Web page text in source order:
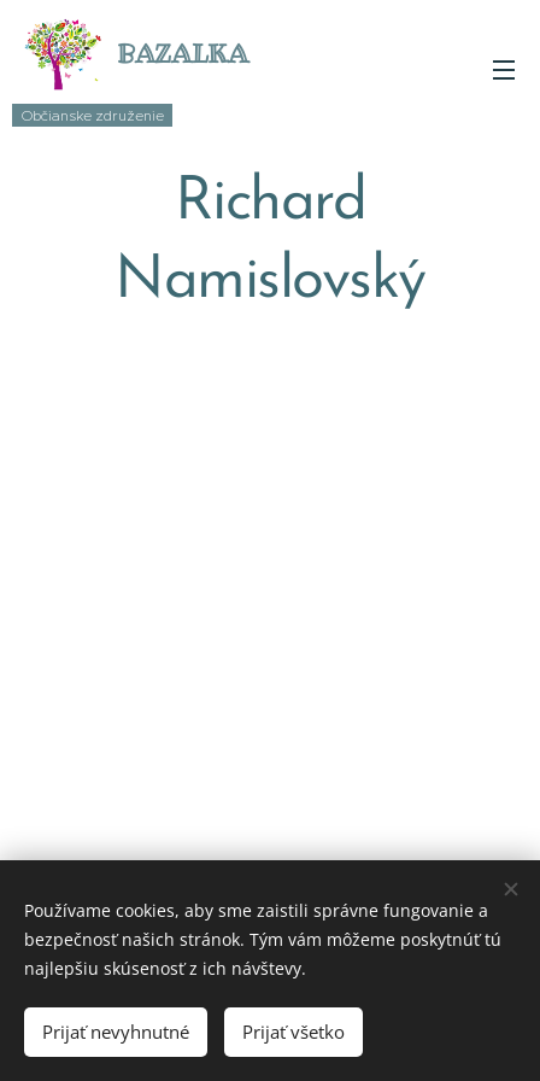
BAZALKA
Občianske združenie
Richard
Namislovský
© 2024 VESELÉ DETI. Hlavné námestie 5, Bratislava, 811 01
Vytvorené službouWebnode
Používame cookies, aby sme zaistili správne fungovanie a
bezpečnosť našich stránok. Tým vám môžeme poskytnúť tú
najlepšiu skúsenosť z ich návštevy.
Prijať nevyhnutné Prijať všetko